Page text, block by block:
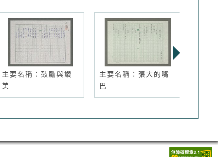
主要名稱：鼓勵與讚
美
主要名稱：張大的嘴
巴